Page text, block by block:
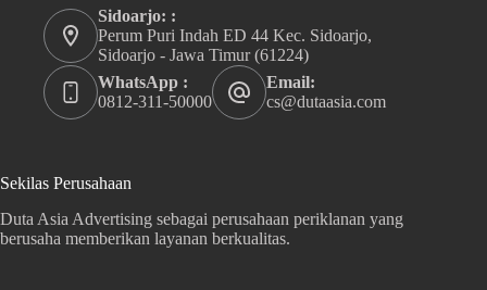
Sidoarjo: :
Perum Puri Indah ED 44 Kec. Sidoarjo,
Sidoarjo - Jawa Timur (61224)
WhatsApp :
0812-311-50000
Email:
cs@dutaasia.com
Sekilas Perusahaan
Duta Asia Advertising sebagai perusahaan periklanan yang
berusaha memberikan layanan berkualitas.